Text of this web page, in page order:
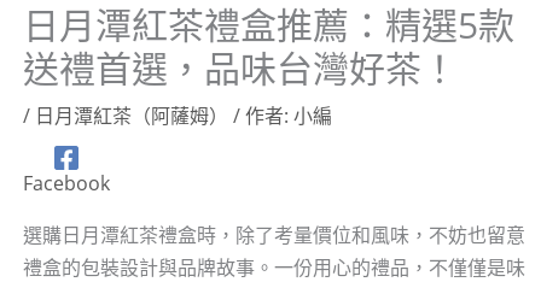
日月潭紅茶禮盒推薦：精選5款
送禮首選，品味台灣好茶！
/ 日月潭紅茶（阿薩姆） / 作者: 小編
Facebook
選購日月潭紅茶禮盒時，除了考量價位和風味，不妨也留意
禮盒的包裝設計與品牌故事。一份用心的禮品，不僅僅是味